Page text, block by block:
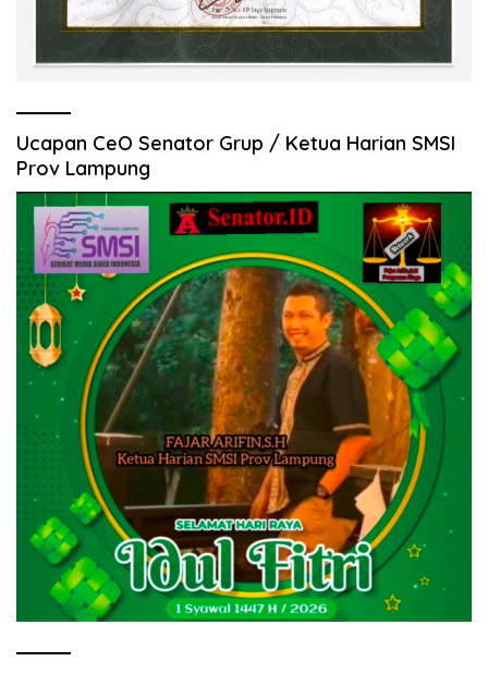
Ucapan CeO Senator Grup / Ketua Harian SMSI
Prov Lampung